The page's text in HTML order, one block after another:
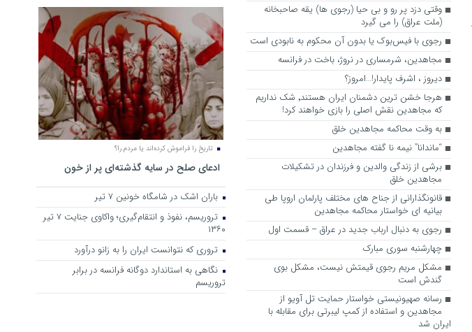
وقتی دزد پر رو و بی حیا (رجوی ها) یقه صاحبخانه
(ملت عراق) را می گیرد
رجوی با فیس‌بوک یا بدون آن محکوم به نابودی است
مجاهدین، شرم‎ساری در نروژ، باخت در فرانسه
ديروز ، اشرف پايدار!…امروز؟
هرجا خشن ترین دشمنان ایران هستند٬ شک نداریم
که مجاهدین نقش اصلی را بازی خواهند کرد!
به وقت محاکمه مجاهدین خلق
“ماندانا” نیمه نا گفته مجاهدین
برشی از زندگی والدین و فرزندان در تشکیلات
مجاهدین خلق
قانونگذارانی از جناح های مختلف پارلمان اروپا طی
بیانیه ای خواستار محاکمه مجاهدین
رجوی به دنبال ارباب جدید در عراق – قسمت اول
چهارشنبه سوری مبارک
مشکل مریم رجوی قیمتش نیست، مشکل بوی
گندش است
رسانه صهیونیستی خواستار حمایت تل آویو از
مجاهدین و استفاده از کمپ لیبرتی برای مقابله با
ایران شد
تاریخ را فراموش کرده‌اند یا مردم را؟
ادعای صلح در سایه گذشته‌ای پر از خون
باران اشک در شامگاه خونین 7 تیر
تروریسم، نفوذ و انتقام‌گیری؛ واکاوی جنایت ۷ تیر
۱۳۶۰
تروری که نتوانست ایران را به زانو درآورد
نگاهی به استاندارد دوگانه فرانسه در برابر
تروریسم